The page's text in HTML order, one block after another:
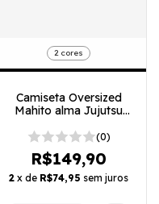
2 cores
Camiseta Oversized
Mahito alma Jujutsu
(0)
R$149,90
2 x de R$74,95 sem juros